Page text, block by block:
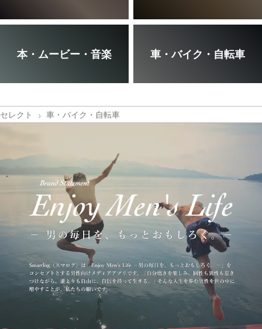
本・ムービー・音楽 車・バイク・自転車
セレクト 車・バイク・自転車